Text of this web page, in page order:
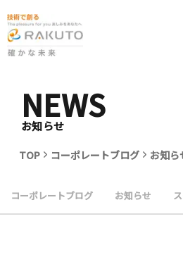
NEWS
お知らせ
TOP コーポレートブログ お知ら
コーポレートブログ お知らせ